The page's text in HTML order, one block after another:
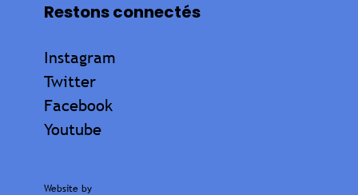
Restons connectés
Instagram
Twitter
Facebook
Youtube
Website by